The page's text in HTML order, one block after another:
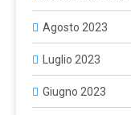
Agosto 2023
Luglio 2023
Giugno 2023